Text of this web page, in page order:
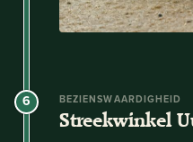
6 BEZIENSWAARDIGHEID
Streekwinkel